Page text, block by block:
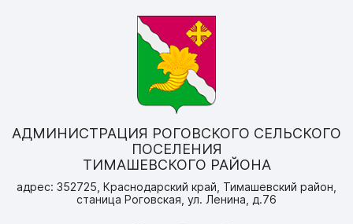
АДМИНИСТРАЦИЯ РОГОВСКОГО СЕЛЬСКОГО
ПОСЕЛЕНИЯ
ТИМАШЕВСКОГО РАЙОНА
адрес: 352725, Краснодарский край, Тимашевский район,
станица Роговская, ул. Ленина, д.76